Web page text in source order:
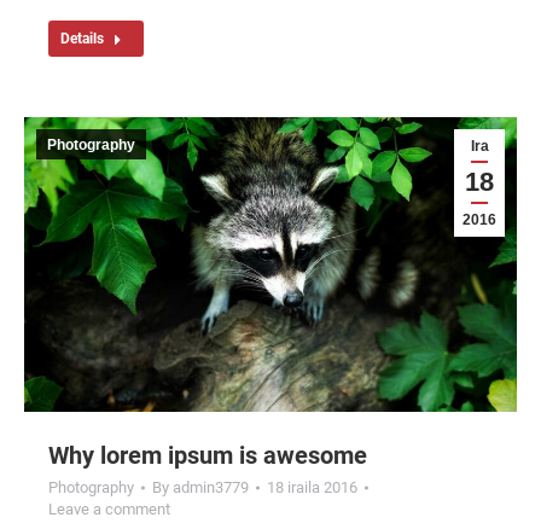
Details
Ira
18
2016
Photography
Why lorem ipsum is awesome
Photography By admin3779
18 iraila 2016
Leave a comment